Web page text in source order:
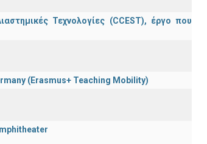
Τεχνολογίες (CCEST), έργο που
(Erasmus+ Teaching Mobility)